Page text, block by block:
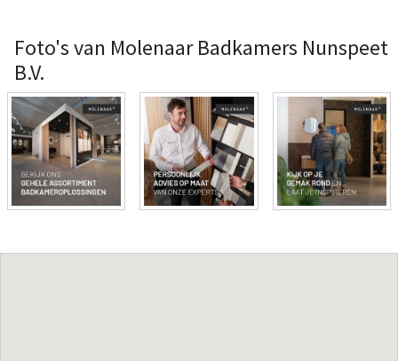
Foto's van Molenaar Badkamers Nunspeet
B.V.